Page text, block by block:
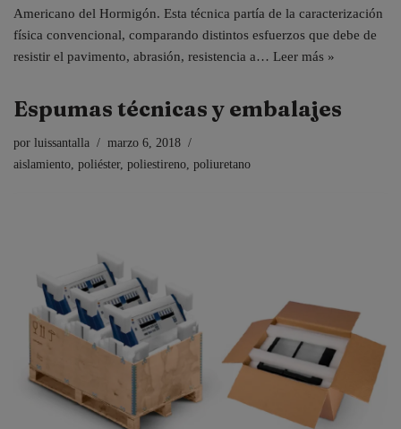
Americano del Hormigón. Esta técnica partía de la caracterización
física convencional, comparando distintos esfuerzos que debe de
resistir el pavimento, abrasión, resistencia a… Leer más »
Espumas técnicas y embalajes
por luissantalla
marzo 6, 2018
aislamiento poliéster, poliestireno poliuretano